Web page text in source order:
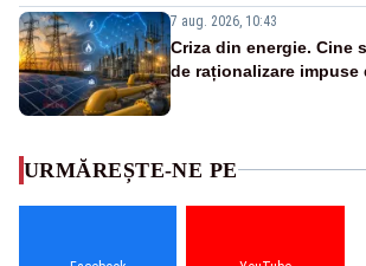
7 aug. 2026, 10:43
Criza din energie. Cine
de raționalizare impuse
URMĂREȘTE-NE PE